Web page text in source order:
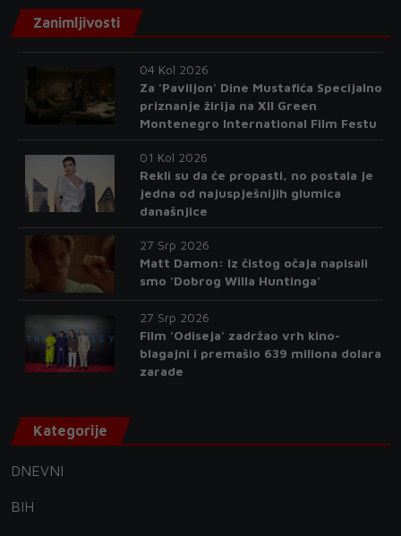
Zanimljivosti
04 Kol 2026
Za 'Paviljon' Dine Mustafića Specijalno
priznanje žirija na XII Green
Montenegro International Film Festu
01 Kol 2026
Rekli su da će propasti, no postala je
jedna od najuspješnijih glumica
današnjice
27 Srp 2026
Matt Damon: Iz čistog očaja napisali
smo 'Dobrog Willa Huntinga'
27 Srp 2026
Film 'Odiseja' zadržao vrh kino-
blagajni i premašio 639 miliona dolara
zarade
Kategorije
DNEVNI
BIH